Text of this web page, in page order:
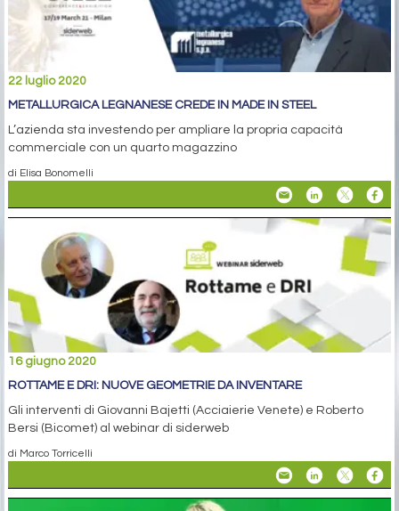
22 luglio 2020
METALLURGICA LEGNANESE CREDE IN MADE IN STEEL
L’azienda sta investendo per ampliare la propria capacità
commerciale con un quarto magazzino
di Elisa Bonomelli
16 giugno 2020
ROTTAME E DRI: NUOVE GEOMETRIE DA INVENTARE
Gli interventi di Giovanni Bajetti (Acciaierie Venete) e Roberto
Bersi (Bicomet) al webinar di siderweb
di Marco Torricelli